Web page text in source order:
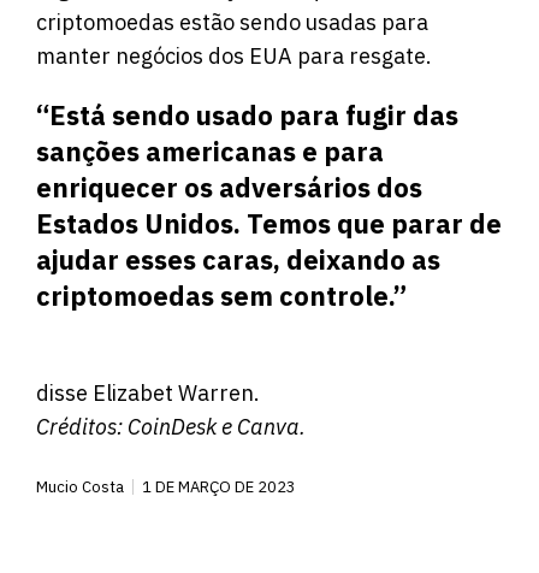
criptomoedas estão sendo usadas para
manter negócios dos EUA para resgate.
“Está sendo usado para fugir das
sanções americanas e para
enriquecer os adversários dos
Estados Unidos. Temos que parar de
ajudar esses caras, deixando as
criptomoedas sem controle.”
disse Elizabet Warren.
Créditos: CoinDeske Canva.
Mucio Costa 1 DE MARÇO DE 2023